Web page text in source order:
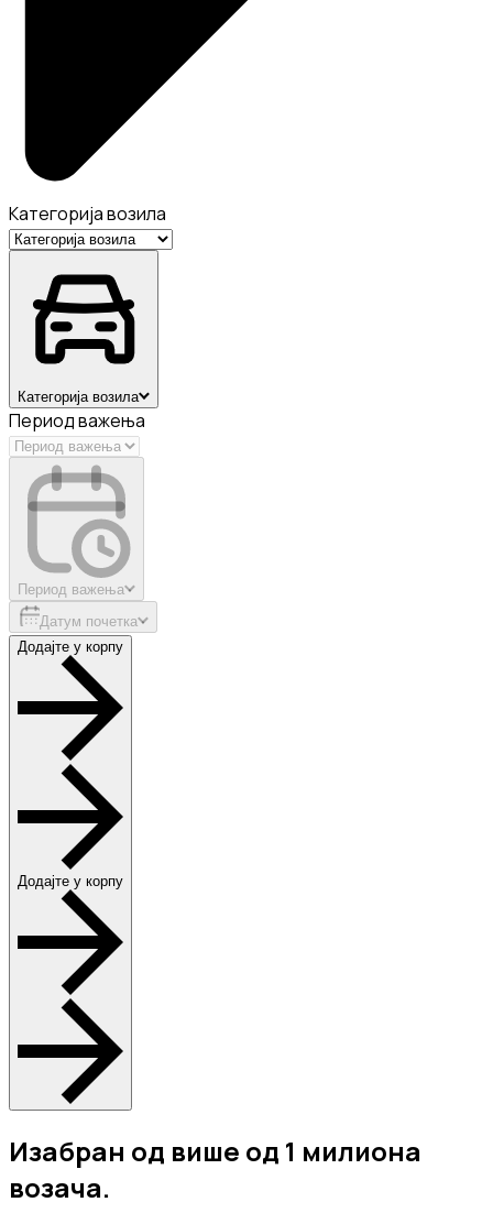
Категорија возила
Категорија возила
Период важења
Период важења
Датум почетка
Додајте у корпу
Додајте у корпу
Изабран од више од 1 милиона
возача.